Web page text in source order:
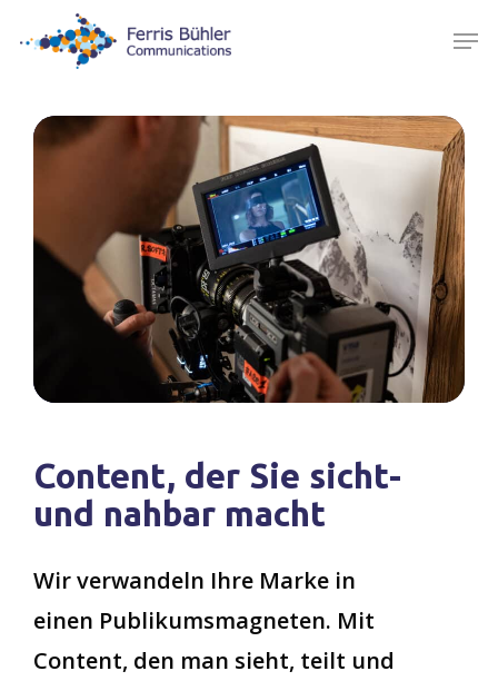
content
Content, der Sie sicht-
und nahbar macht
Wir verwandeln Ihre Marke in
einen Publikumsmagneten. Mit
Content, den man sieht, teilt und